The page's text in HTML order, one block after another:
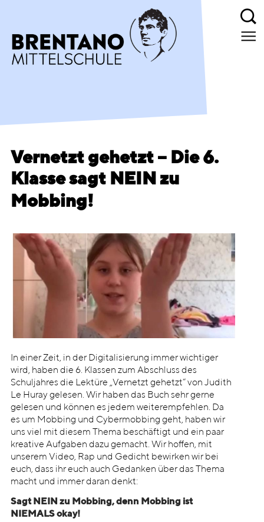
Vernetzt gehetzt – Die 6.
Klasse sagt NEIN zu
Mobbing!
In einer Zeit, in der Digitalisierung immer wichtiger
wird, haben die 6. Klassen zum Abschluss des
Schuljahres die Lektüre „Vernetzt gehetzt“ von Judith
Le Huray gelesen. Wir haben das Buch sehr gerne
gelesen und können es jedem weiterempfehlen. Da
es um Mobbing und Cybermobbing geht, haben wir
uns viel mit diesem Thema beschäftigt und ein paar
kreative Aufgaben dazu gemacht. Wir hoffen, mit
unserem Video, Rap und Gedicht bewirken wir bei
euch, dass ihr euch auch Gedanken über das Thema
macht und immer daran denkt:
Sagt NEIN zu Mobbing, denn Mobbing ist
NIEMALS okay!